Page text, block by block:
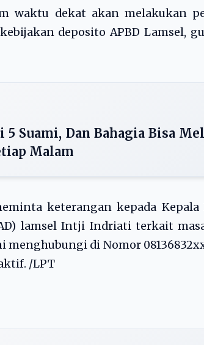
waktu dekat akan melakukan
deposito APBD Lamsel,
Suami, Dan Bahagia Bisa
Malam
keterangan kepada Kepala
lamsel Intji Indriati terkait
di Nomor
/LPT